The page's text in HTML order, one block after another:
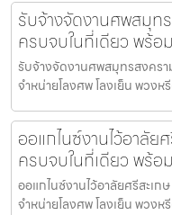
รับจ้างจัดงานศพสมุท
ครบจบในที่เดียว พร้อ
รับจ้างจัดงานศพสมุทรสงคร
จำหน่ายโลงศพ โลงเย็น พวง
ออแกไนซ์งานไว้อาลั
ครบจบในที่เดียว พร้อ
ออแกไนซ์งานไว้อาลัยศรีสะเ
จำหน่ายโลงศพ โลงเย็น พวง